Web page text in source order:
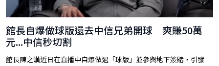
館長自爆做球版還去中信兄弟開球 爽賺50萬
元...中信秒切割
館長陳之漢近日在直播中自爆做過「球版」並參與地下簽賭，引發